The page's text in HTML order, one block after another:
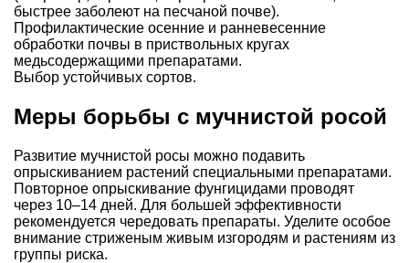
быстрее заболеют на песчаной почве).
Профилактические осенние и ранневесенние
обработки почвы в приствольных кругах
медьсодержащими препаратами.
Выбор устойчивых сортов.
Меры борьбы с мучнистой росой
Развитие мучнистой росы можно подавить
опрыскиванием растений специальными препаратами.
Повторное опрыскивание фунгицидами проводят
через 10–14 дней. Для большей эффективности
рекомендуется чередовать препараты. Уделите особое
внимание стриженым живым изгородям и растениям из
группы риска.